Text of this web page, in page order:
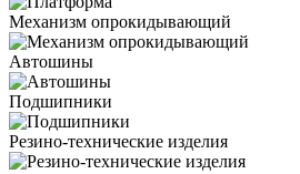
Механизм опрокидывающий
Автошины
Подшипники
Резино-технические изделия